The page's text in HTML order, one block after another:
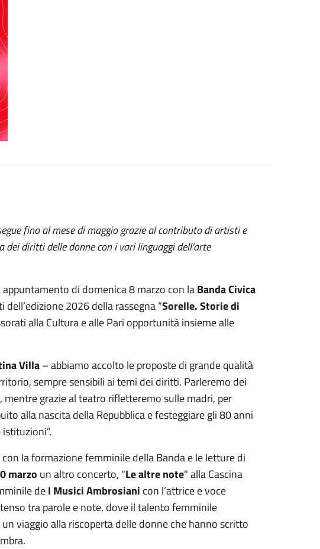
fino al mese di maggio grazie al contributo di artisti e
diritti delle donne con i vari linguaggi dell’arte
di domenica 8 marzo con laBanda Civica
dell’edizione 2026 della rassegna “Sorelle. Storie di
alla Cultura e alle Pari opportunità insieme alle
Villa– abbiamo accolto le proposte di grande qualità
sempre sensibili ai temi dei diritti. Parleremo dei
grazie al teatro rifletteremo sulle madri, per
alla nascita della Repubblica e festeggiare gli 80 anni
la formazione femminile della Banda e le letture di
marzo un altro concerto, "Le altre note" alla Cascina
deI Musici Ambrosiani con l’attrice e voce
tra parole e note, dove il talento femminile
viaggio alla riscoperta delle donne che hanno scritto